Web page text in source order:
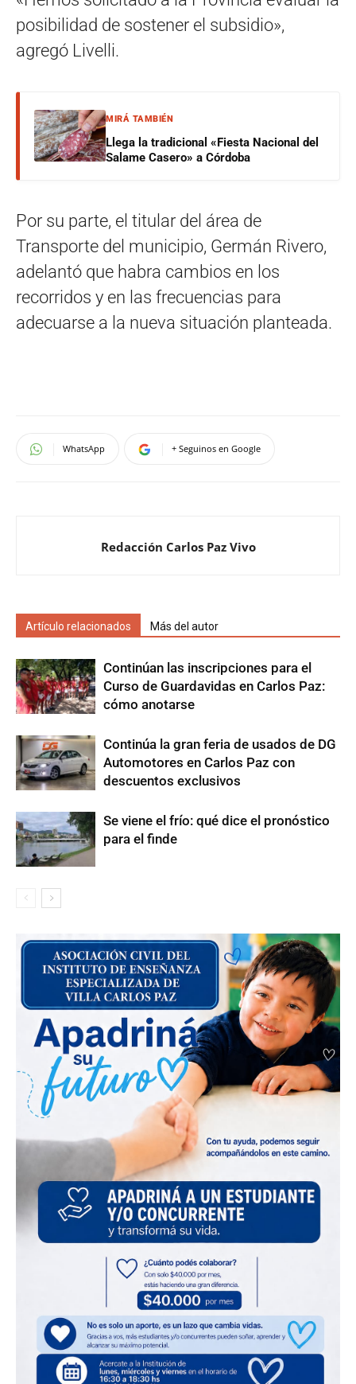
posibilidad de sostener el subsidio»,
agregó Livelli.
MIRÁ TAMBIÉN
Llega la tradicional «Fiesta Nacional del
Salame Casero» a Córdoba
Por su parte, el titular del área de
Transporte del municipio, Germán Rivero,
adelantó que habra cambios en los
recorridos y en las frecuencias para
adecuarse a la nueva situación planteada.
WhatsApp + Seguinos en Google
Redacción Carlos Paz Vivo
Artículo relacionados Más del autor
Continúan las inscripciones para el
Curso de Guardavidas en Carlos Paz:
cómo anotarse
Continúa la gran feria de usados de DG
Automotores en Carlos Paz con
descuentos exclusivos
Se viene el frío: qué dice el pronóstico
para el finde